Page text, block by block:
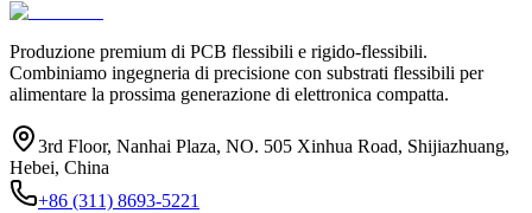
Produzione premium di PCB flessibili e rigido-flessibili.
Combiniamo ingegneria di precisione con substrati flessibili per
alimentare la prossima generazione di elettronica compatta.
3rd Floor, Nanhai Plaza, NO. 505 Xinhua Road, Shijiazhuang,
Hebei, China
+86 (311) 8693-5221